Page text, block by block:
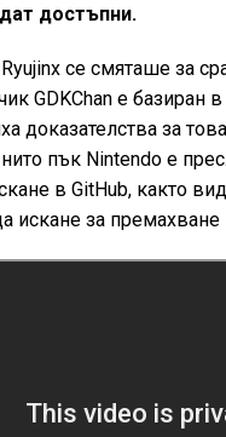
достъпни.
се смяташе за
GDKChan е базиран
доказателства за
пък Nintendo е
в GitHub, както
искане за премахване